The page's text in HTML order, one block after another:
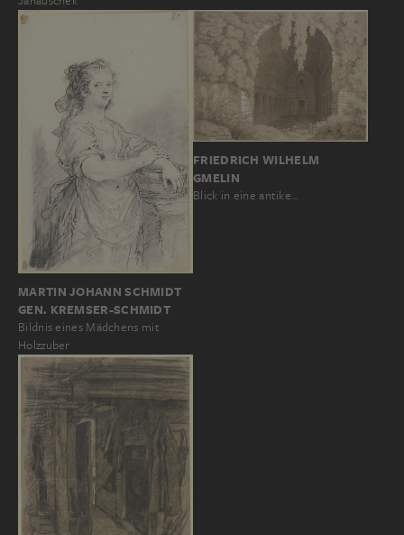
MARTIN JOHANN SCHMIDT
GEN. KREMSER-SCHMIDT
Bildnis eines Mädchens mit
Holzzuber
FRIEDRICH WILHELM
GMELIN
Blick in eine antike…